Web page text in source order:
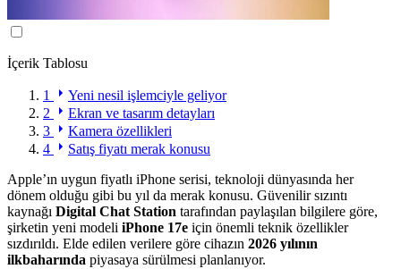
İçerik Tablosu
1
Yeni nesil işlemciyle geliyor
2
Ekran ve tasarım detayları
3
Kamera özellikleri
4
Satış fiyatı merak konusu
Apple’ın uygun fiyatlı iPhone serisi, teknoloji dünyasında her
dönem olduğu gibi bu yıl da merak konusu. Güvenilir sızıntı
kaynağı Digital Chat Station tarafından paylaşılan bilgilere göre,
şirketin yeni modeli iPhone 17e için önemli teknik özellikler
sızdırıldı. Elde edilen verilere göre cihazın 2026 yılının
ilkbaharında piyasaya sürülmesi planlanıyor.